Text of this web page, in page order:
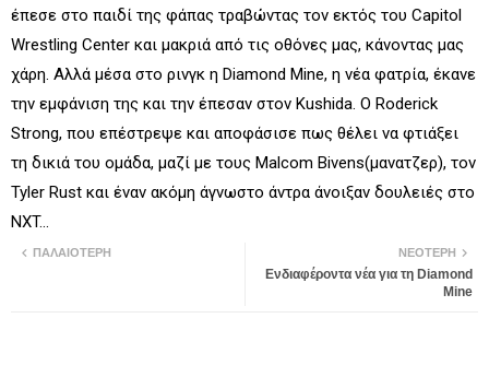
έπεσε στο παιδί της φάπας τραβώντας τον εκτός του Capitol
Wrestling Center και μακριά από τις οθόνες μας, κάνοντας μας
χάρη. Αλλά μέσα στο ρινγκ η Diamond Mine, η νέα φατρία, έκανε
την εμφάνιση της και την έπεσαν στον Kushida. Ο Roderick
Strong, που επέστρεψε και αποφάσισε πως θέλει να φτιάξει
τη δικιά του ομάδα, μαζί με τους Malcom Bivens(μανατζερ), τον
Tyler Rust και έναν ακόμη άγνωστο άντρα άνοιξαν δουλειές στο
NXT...
ΝΕΌΤΕΡΗ
Ενδιαφέροντα νέα για τη Diamond
Mine
ΠΑΛΑΙΌΤΕΡΗ